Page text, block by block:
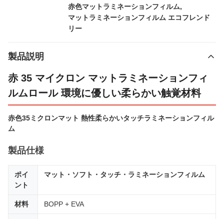
赤色マットラミネーションフィルム,
マットラミネーションフィルム エコフレンド
リー
製品説明
赤 35 マイクロン マットラミネーションフィ
ルムロール 環境に優しい柔らかい触覚材料
赤色35ミクロンマット 熱性柔らかいタッチラミネーションフィル
ム
製品仕様
ポイ
ント
マット・ソフト・タッチ・ラミネーションフィルム
材料 BOPP + EVA